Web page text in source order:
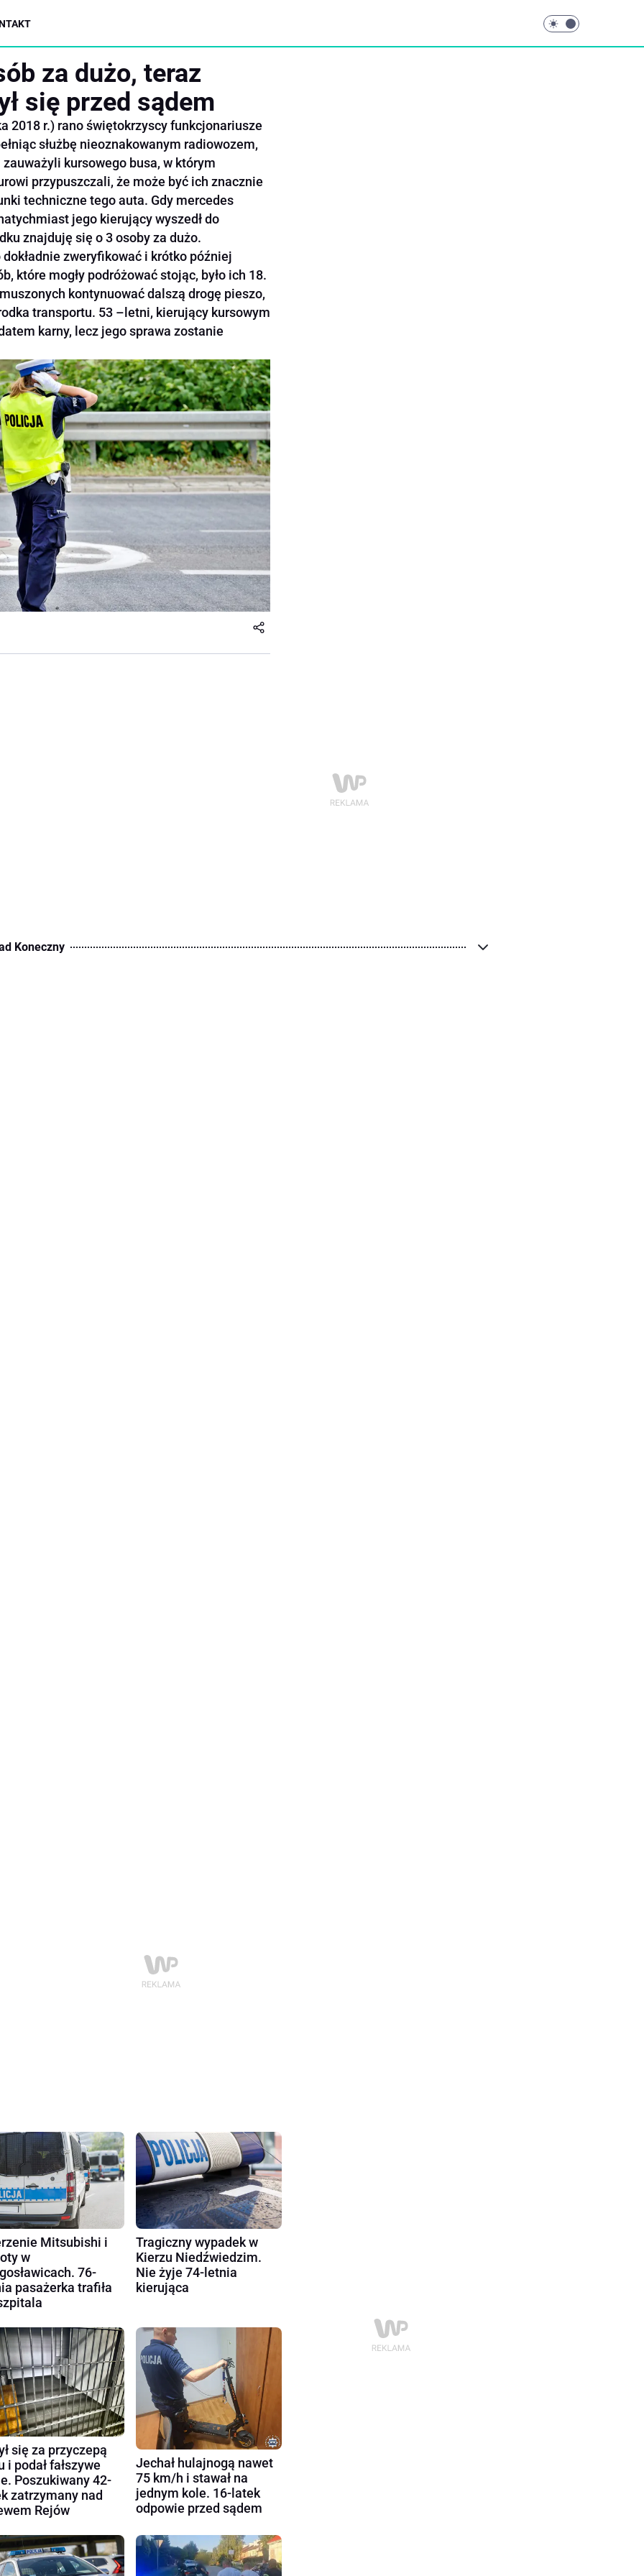
za dużo, teraz
się przed sądem
2018 r.) rano świętokrzyscy funkcjonariusze
służbę nieoznakowanym radiowozem,
kursowego busa, w którym
przypuszczali, że może być ich znacznie
techniczne tego auta. Gdy mercedes
jego kierujący wyszedł do
znajduję się o 3 osoby za dużo.
zweryfikować i krótko później
które mogły podróżować stojąc, było ich 18.
kontynuować dalszą drogę pieszo,
transportu. 53 –letni, kierujący kursowym
karny, lecz jego sprawa zostanie
Koneczny
Mitsubishi i
w
76-
pasażerka trafiła
Tragiczny wypadek w
Kierzu Niedźwiedzim.
Nie żyje 74-letnia
kierująca
się za przyczepą
i podał fałszywe
Poszukiwany 42-
zatrzymany nad
Rejów
Jechał hulajnogą nawet
75 km/h i stawał na
jednym kole. 16-latek
odpowie przed sądem